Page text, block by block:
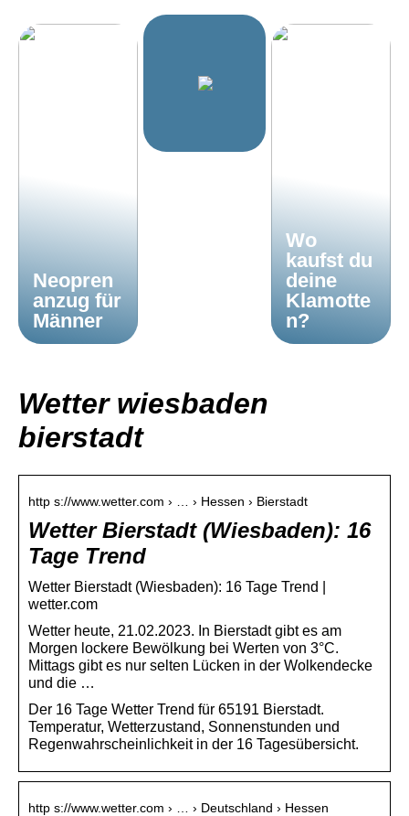
Neopren
anzug für
Männer
Wo
kaufst du
deine
Klamotte
n?
Wetter wiesbaden
bierstadt
http s://www.wetter.com › … › Hessen › Bierstadt
Wetter Bierstadt (Wiesbaden): 16
Tage Trend
Wetter Bierstadt (Wiesbaden): 16 Tage Trend |
wetter.com
Wetter heute, 21.02.2023. In Bierstadt gibt es am
Morgen lockere Bewölkung bei Werten von 3°C.
Mittags gibt es nur selten Lücken in der Wolkendecke
und die …
Der 16 Tage Wetter Trend für 65191 Bierstadt.
Temperatur, Wetterzustand, Sonnenstunden und
Regenwahrscheinlichkeit in der 16 Tagesübersicht.
http s://www.wetter.com › … › Deutschland › Hessen